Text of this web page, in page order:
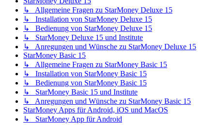
↳ Allgemeine Fragen zu StarMoney Deluxe 15
↳ Installation von StarMoney Deluxe 15
↳ Bedienung von StarMoney Deluxe 15
↳ StarMoney Deluxe 15 und Institute
↳ Anregungen und Wünsche zu StarMoney Deluxe 15
StarMoney Basic 15
↳ Allgemeine Fragen zu StarMoney Basic 15
↳ Installation von StarMoney Basic 15
↳ Bedienung von StarMoney Basic 15
↳ StarMoney Basic 15 und Institute
↳ Anregungen und Wünsche zu StarMoney Basic 15
StarMoney Apps für Android, iOS und MacOS
↳ StarMoney App für Android